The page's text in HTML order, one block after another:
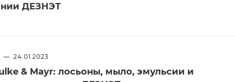
ДЕЗНЭТ
— 24.01.2023
& Mayr: лосьоны, мыло, эмульсии и